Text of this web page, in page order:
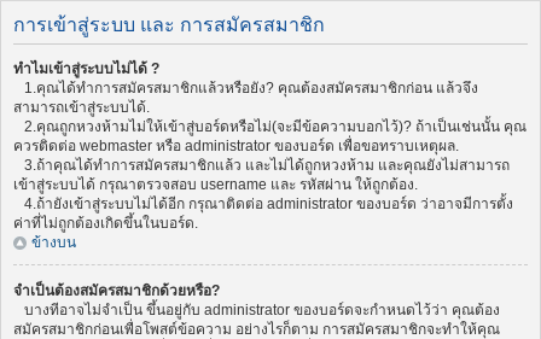
การเข้าสู่ระบบ และ การสมัครสมาชิก
ทำไมเข้าสู่ระบบไม่ได้ ?
1.คุณได้ทำการสมัครสมาชิกแล้วหรือยัง? คุณต้องสมัครสมาชิกก่อน แล้วจึง
สามารถเข้าสู่ระบบได้.
2.คุณถูกหวงห้ามไม่ให้เข้าสู่บอร์ดหรือไม่(จะมีข้อความบอกไว้)? ถ้าเป็นเช่นนั้น คุณ
ควรติดต่อ webmaster หรือ administrator ของบอร์ด เพื่อขอทราบเหตุผล.
3.ถ้าคุณได้ทำการสมัครสมาชิกแล้ว และไม่ได้ถูกหวงห้าม และคุณยังไม่สามารถ
เข้าสู่ระบบได้ กรุณาตรวจสอบ username และ รหัสผ่าน ให้ถูกต้อง.
4.ถ้ายังเข้าสู่ระบบไม่ได้อีก กรุณาติดต่อ administrator ของบอร์ด ว่าอาจมีการตั้ง
ค่าที่ไม่ถูกต้องเกิดขึ้นในบอร์ด.
ข้างบน
จำเป็นต้องสมัครสมาชิกด้วยหรือ?
บางทีอาจไม่จำเป็น ขึ้นอยู่กับ administrator ของบอร์ดจะกำหนดไว้ว่า คุณต้อง
สมัครสมาชิกก่อนเพื่อโพสต์ข้อความ อย่างไรก็ตาม การสมัครสมาชิกจะทำให้คุณ